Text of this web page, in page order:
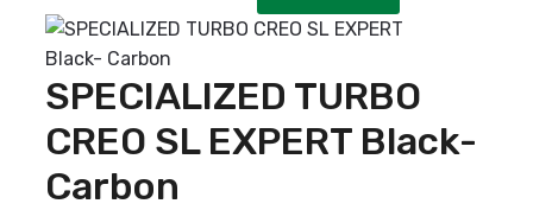
SPECIALIZED TURBO
CREO SL EXPERT Black-
Carbon